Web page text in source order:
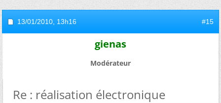
13/01/2010, 13h16 #15
gienas
Modérateur
Re : réalisation électronique